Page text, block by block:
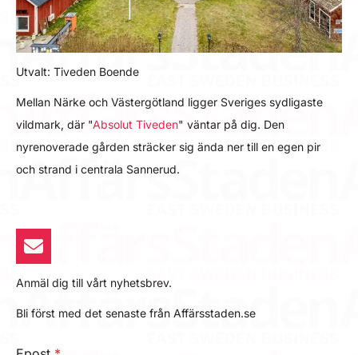
Utvalt: Tiveden Boende
Mellan Närke och Västergötland ligger Sveriges sydligaste
vildmark, där "Absolut Tiveden" väntar på dig. Den
nyrenoverade gården sträcker sig ända ner till en egen pir
och strand i centrala Sannerud.
Anmäl dig till vårt nyhetsbrev.
Bli först med det senaste från Affärsstaden.se